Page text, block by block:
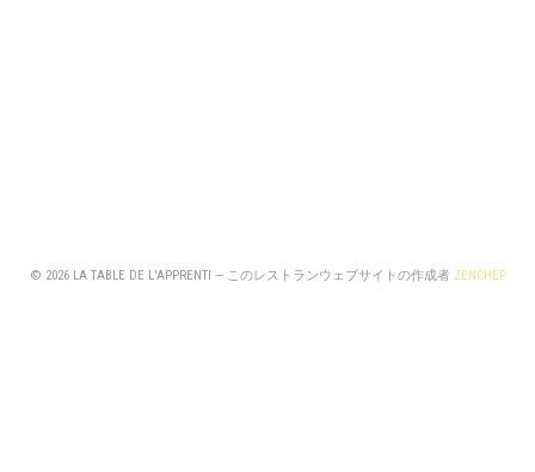
© 2026 LA TABLE DE L'APPRENTI — このレストランウェブサイトの作成者 ZENCHEF((新